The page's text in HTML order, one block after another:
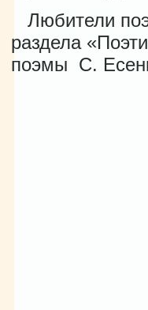
Любители
раздела
поэмы С.